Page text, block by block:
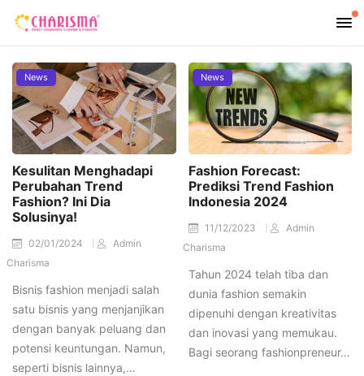
News
Kesulitan Menghadapi
Perubahan Trend
Fashion? Ini Dia
Solusinya!
02/01/2024
Admin
Charisma
Bisnis fashion menjadi salah
satu bisnis yang menjanjikan
dengan banyak peluang dan
potensi keuntungan. Namun,
seperti bisnis lainnya,…
News
Fashion Forecast:
Prediksi Trend Fashion
Indonesia 2024
11/12/2023
Admin
Charisma
Tahun 2024 telah tiba dan
dunia fashion semakin
dipenuhi dengan kreativitas
dan inovasi yang memukau.
Bagi seorang fashionpreneur…